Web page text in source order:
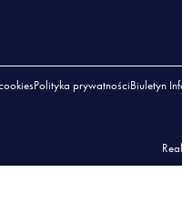
Polityka prywatnościBiuletyn